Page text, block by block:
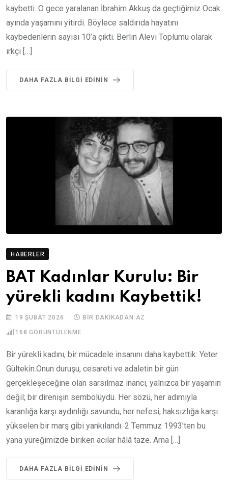
kaybetti. O gece yaralanan İbrahim Akkuş da geçtiğimiz Ocak
ayında yaşamını yitirdi. Böylece saldırıda hayatını
kaybedenlerin sayısı 10’a çıktı. Berlin Alevi Toplumu olarak
ırkçı […]
DAHA FAZLA BILGI EDININ
HABERLER
BAT Kadınlar Kurulu: Bir
yürekli kadını Kaybettik!
19 ŞUBAT 2026 BIR DAKIKADAN AZ
168 GÖRÜNTÜLENME
Bir yürekli kadını, bir mücadele insanını daha kaybettik: Yeter
Gültekin.Onun duruşu, cesareti ve adaletin bir gün
gerçekleşeceğine olan sarsılmaz inancı, yalnızca bir yaşamın
değil; bir direnişin sembolüydü. Her sözü, her adımıyla
karanlığa karşı aydınlığı savundu, her nefesi, haksızlığa karşı
yükselen bir marş gibi yankılandı. 2 Temmuz 1993’ten bu
yana yüreğimizde biriken acılar hâlâ taze. Ama […]
DAHA FAZLA BILGI EDININ